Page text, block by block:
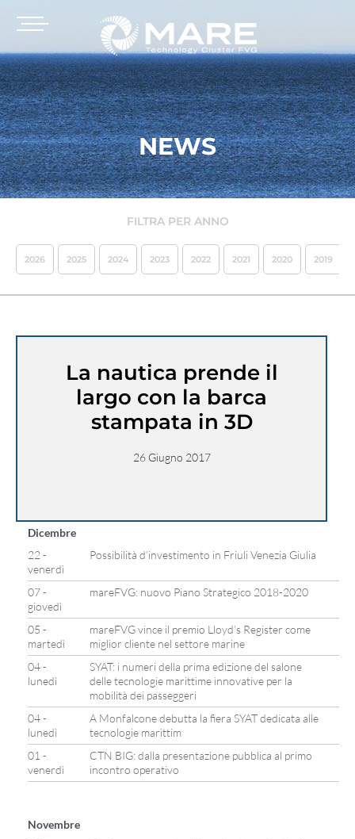
NEWS
FILTRA PER ANNO
2026 2025 2024 2023 2022 2021 2020 2019
La nautica prende il
largo con la barca
stampata in 3D
26 Giugno 2017
Dicembre
22 -
venerdì
Possibilità d’investimento in Friuli Venezia Giulia
07 -
giovedì
mareFVG: nuovo Piano Strategico 2018-2020
05 -
martedì
mareFVG vince il premio Lloyd’s Register come
miglior cliente nel settore marine
04 -
lunedì
SYAT: i numeri della prima edizione del salone
delle tecnologie marittime innovative per la
mobilità dei passeggeri
04 -
lunedì
A Monfalcone debutta la fiera SYAT dedicata alle
tecnologie marittim
01 -
venerdì
CTN BIG: dalla presentazione pubblica al primo
incontro operativo
Novembre